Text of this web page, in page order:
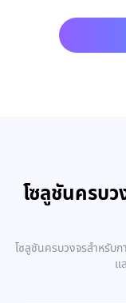
โซลูชันครบว
โซลูชันครบวงจรสำหรับ
แ